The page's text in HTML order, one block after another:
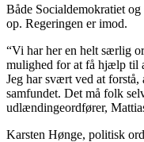
Både Socialdemokratiet
op. Regeringen er imod.
“Vi har her en helt særlig
mulighed for at få hjælp til
Jeg har svært ved at forstå,
samfundet. Det må folk
udlændingeordfører,
Karsten Hønge, politisk